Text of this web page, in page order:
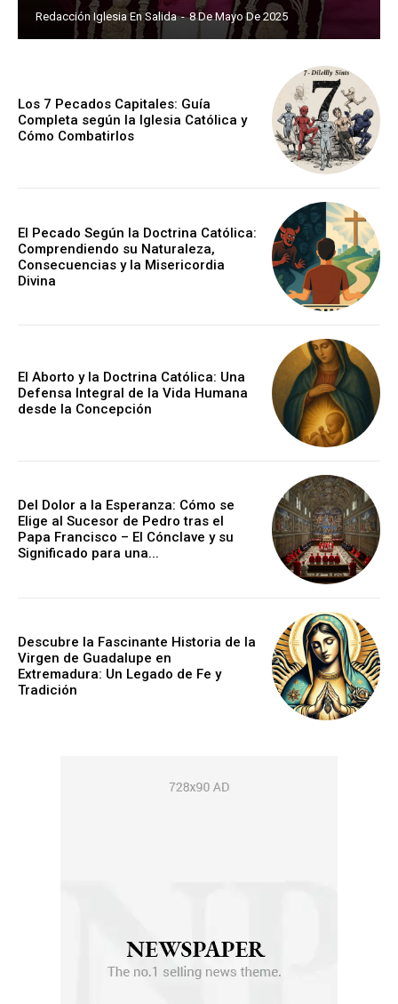
Redacción Iglesia En Salida - 8 De Mayo De 2025
Los 7 Pecados Capitales: Guía
Completa según la Iglesia Católica y
Cómo Combatirlos
El Pecado Según la Doctrina Católica:
Comprendiendo su Naturaleza,
Consecuencias y la Misericordia
Divina
El Aborto y la Doctrina Católica: Una
Defensa Integral de la Vida Humana
desde la Concepción
Del Dolor a la Esperanza: Cómo se
Elige al Sucesor de Pedro tras el
Papa Francisco – El Cónclave y su
Significado para una...
Descubre la Fascinante Historia de la
Virgen de Guadalupe en
Extremadura: Un Legado de Fe y
Tradición